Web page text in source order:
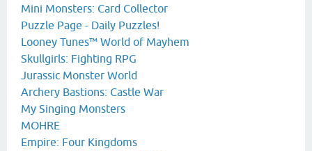
Mini Monsters: Card Collector
Puzzle Page - Daily Puzzles!
Looney Tunes™ World of Mayhem
Skullgirls: Fighting RPG
Jurassic Monster World
Archery Bastions: Castle War
My Singing Monsters
MOHRE
Empire: Four Kingdoms